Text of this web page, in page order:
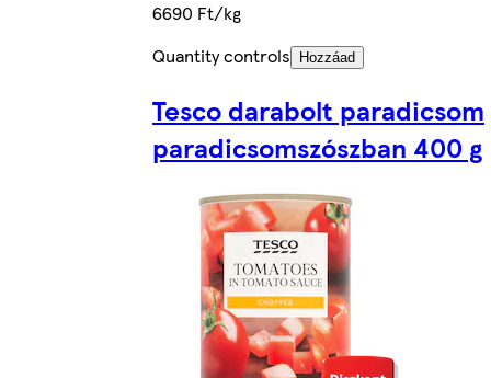
6690 Ft/kg
Quantity controls
Hozzáad
Tesco darabolt paradicsom
paradicsomszószban 400 g